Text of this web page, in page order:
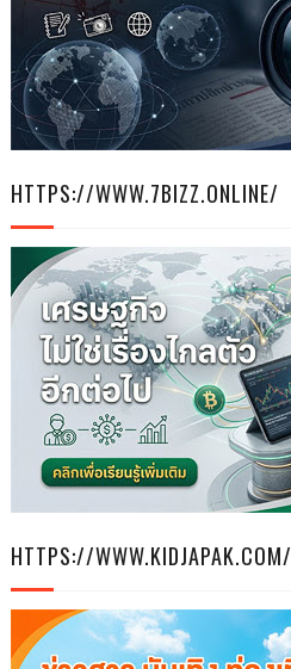
HTTPS://WWW.7BIZZ.ONLINE/
HTTPS://WWW.KIDJAPAK.COM/